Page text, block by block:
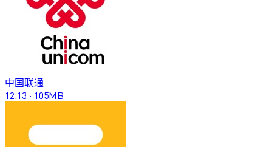
中国联通
12.13 · 105MB